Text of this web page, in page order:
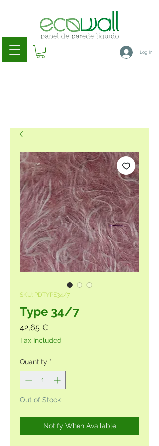
Log In
SKU: PDTYPE34/7
Type 34/7
42,65 €
Tax Included
Quantity *
Out of Stock
Notify When Available